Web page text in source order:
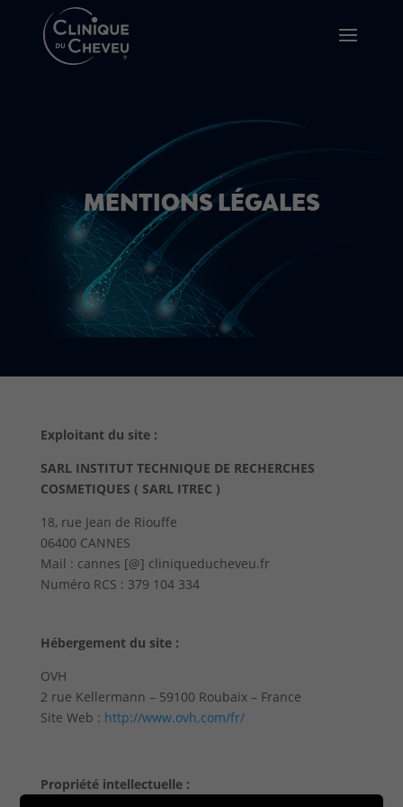
MENTIONS LÉGALES
Exploitant du site :
SARL INSTITUT TECHNIQUE DE RECHERCHES
COSMETIQUES ( SARL ITREC )
18, rue Jean de Riouffe
06400 CANNES
Mail : cannes [@] cliniqueducheveu.fr
Numéro RCS : 379 104 334
Hébergement du site :
OVH
2 rue Kellermann – 59100 Roubaix – France
Site Web : http://www.ovh.com/fr/
Propriété intellectuelle :